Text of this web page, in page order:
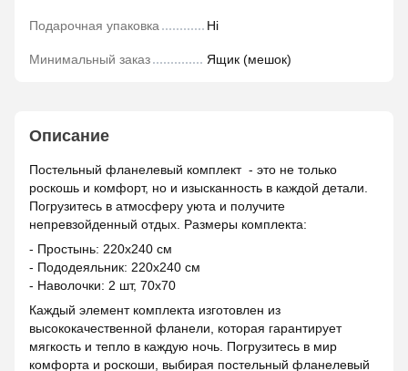
Подарочная упаковка Ні
Минимальный заказ Ящик (мешок)
Описание
Постельный фланелевый комплект - это не только
роскошь и комфорт, но и изысканность в каждой детали.
Погрузитесь в атмосферу уюта и получите
непревзойденный отдых. Размеры комплекта:
- Простынь: 220х240 см
- Пододеяльник: 220х240 см
- Наволочки: 2 шт, 70х70
Каждый элемент комплекта изготовлен из
высококачественной фланели, которая гарантирует
мягкость и тепло в каждую ночь. Погрузитесь в мир
комфорта и роскоши, выбирая постельный фланелевый